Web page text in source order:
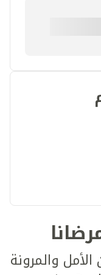
والمرونة